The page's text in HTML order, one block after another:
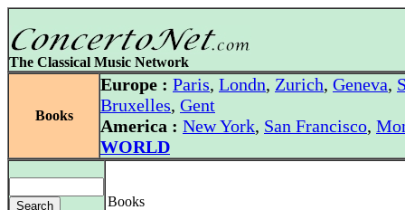
The Classical Music Network
Books
Europe : Paris, Londn, Zurich, Geneva,
Bruxelles, Gent
America : New York, San Francisco,
WORLD
Books